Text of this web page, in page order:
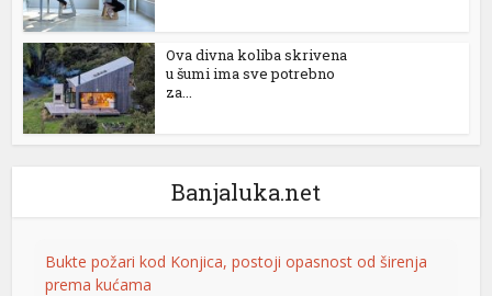
Ova divna koliba skrivena
u šumi ima sve potrebno
za...
Banjaluka.net
Bukte požari kod Konjica, postoji opasnost od širenja
prema kućama